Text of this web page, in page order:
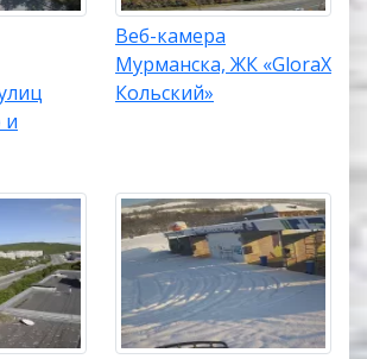
и
Веб-камера
Мурманска, ЖК «GloraX
Кольский»